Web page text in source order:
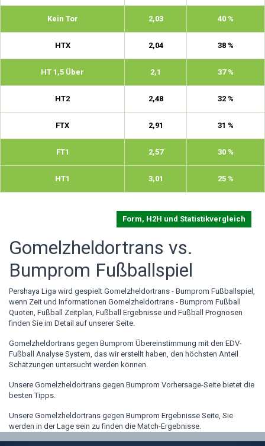
Kein Tor 2,03 40 %
HTX 2,04 38 %
HT 1,5 Über 2,1 37 %
HT2 2,48 32 %
FTX 2,91 31 %
FT1 2,57 30 %
HT1 3,01 25 %
Form, H2H und Statistikvergleich
Gomelzheldortrans vs.
Bumprom Fußballspiel
Pershaya Liga wird gespielt Gomelzheldortrans - Bumprom Fußballspiel,
wenn Zeit und Informationen Gomelzheldortrans - Bumprom Fußball
Quoten, Fußball Zeitplan, Fußball Ergebnisse und Fußball Prognosen
finden Sie im Detail auf unserer Seite.
Gomelzheldortrans gegen Bumprom Übereinstimmung mit den EDV-
Fußball Analyse System, das wir erstellt haben, den höchsten Anteil
Schätzungen untersucht werden können.
Unsere Gomelzheldortrans gegen Bumprom Vorhersage-Seite bietet die
besten Tipps.
Unsere Gomelzheldortrans gegen Bumprom Ergebnisse Seite, Sie
werden in der Lage sein zu finden die Match-Ergebnisse.